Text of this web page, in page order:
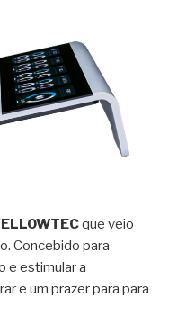
que veio
Concebido para
e estimular a
e um prazer para para